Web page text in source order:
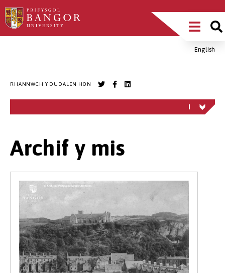
Sgipiwch
i’r
Main
MenuEnglish
RHANNWCH Y DUDALEN HON
Archif y mis